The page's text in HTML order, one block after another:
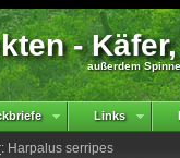
-
außerdem
Links
: Harpalus serripes